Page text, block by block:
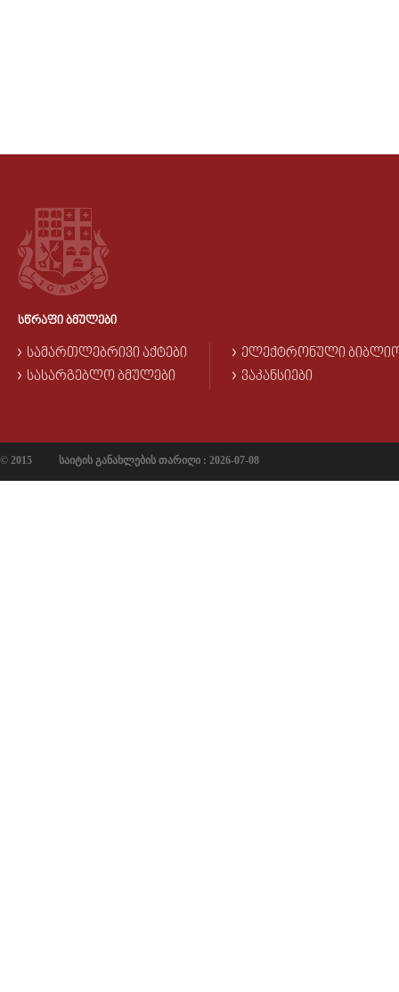
ᲡᲬᲠᲐᲤᲘ ᲑᲛᲣᲚᲔᲑᲘ
ᲡᲐᲛᲐᲠᲗᲚᲔᲑᲠᲘᲕᲘ ᲐᲥᲢᲔᲑᲘ
ᲡᲐᲡᲐᲠᲒᲔᲑᲚᲝ ᲑᲛᲣᲚᲔᲑᲘ
ᲔᲚᲔᲥᲢᲠᲝᲜᲣᲚᲘ
ᲕᲐᲙᲐᲜᲡᲘᲔᲑᲘ
© 2015 საიტის განახლების თარიღი : 2026-07-08